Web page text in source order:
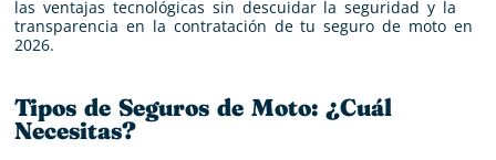
las ventajas tecnológicas sin descuidar la seguridad y la
transparencia en la contratación de tu seguro de moto en
2026.
Tipos de Seguros de Moto: ¿Cuál
Necesitas?